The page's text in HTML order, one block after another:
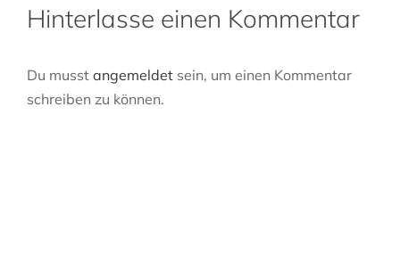
Hinterlasse einen Kommentar
Du musst angemeldet sein, um einen Kommentar
schreiben zu können.